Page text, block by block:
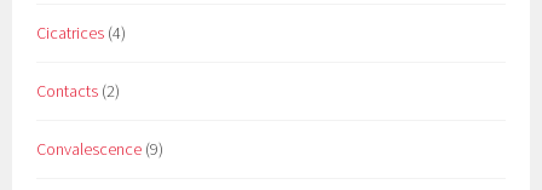
Cicatrices (4)
Contacts (2)
Convalescence (9)